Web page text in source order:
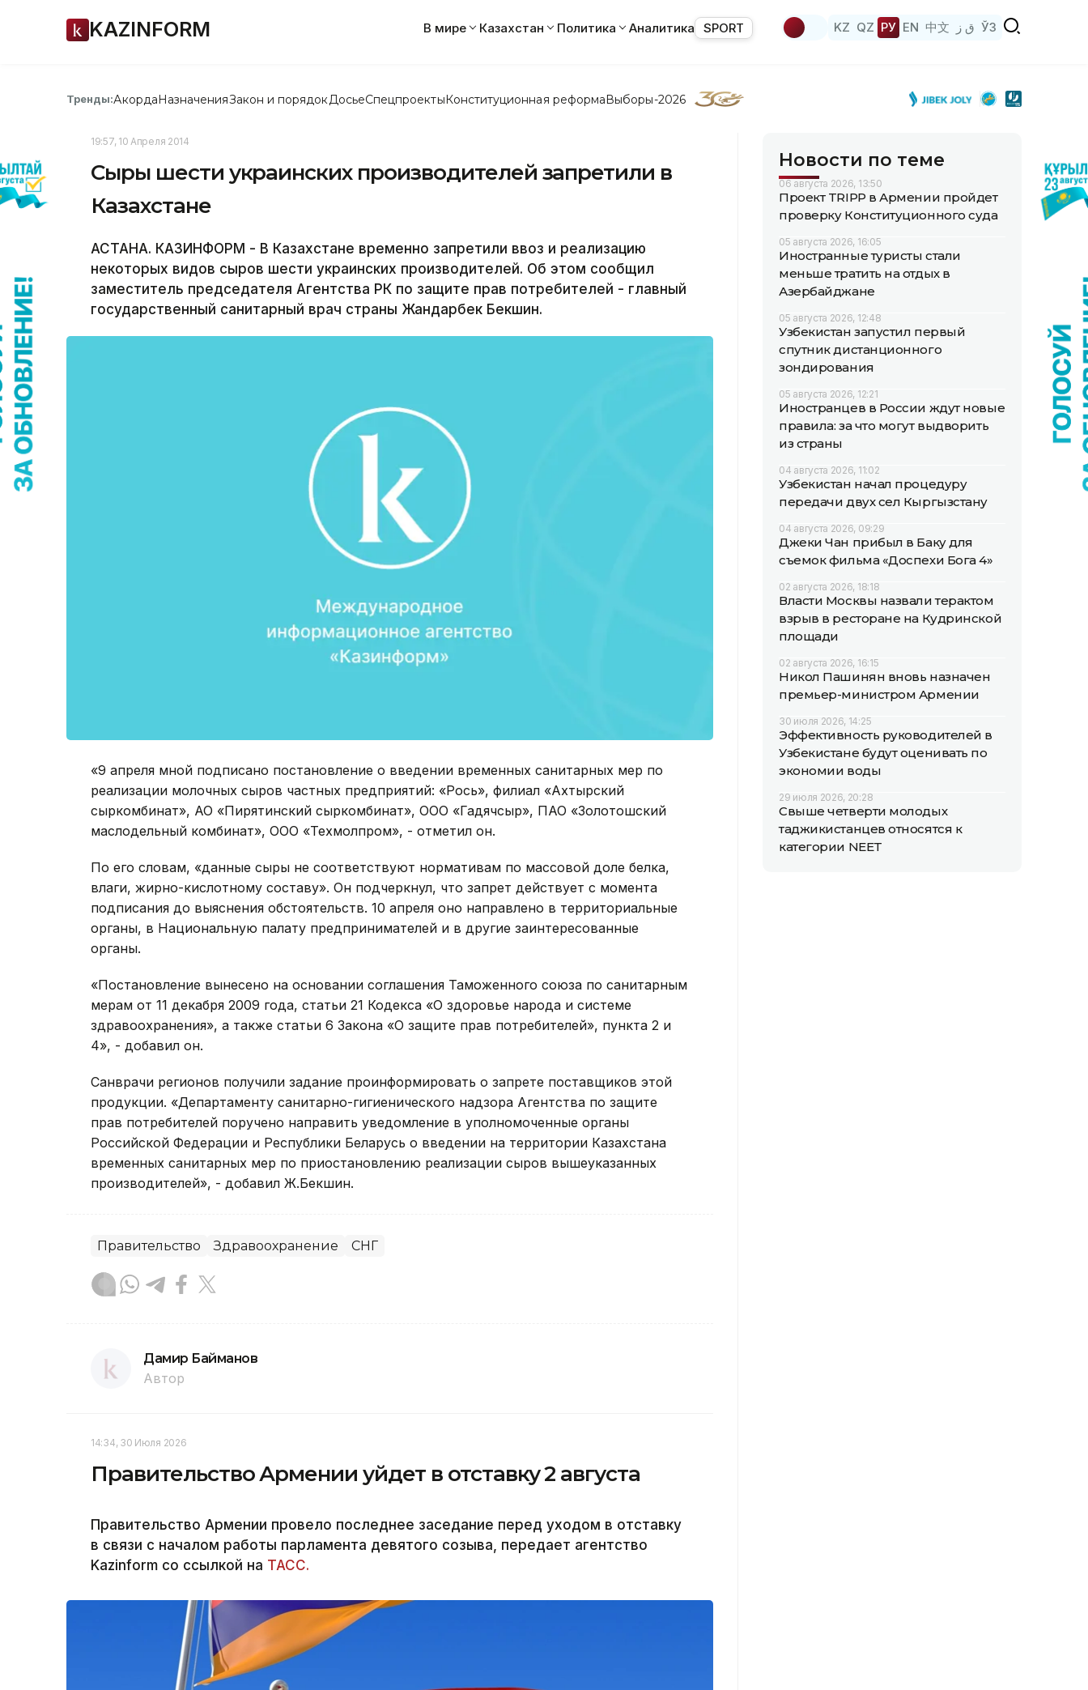
KAZINFORM В мире Казахстан Политика Аналитика SPORT KZ QZ РУ EN 中文 ق ز ЎЗ
Тренды:АкордаНазначенияЗакон и порядок ДосьеСпецпроектыКонституционная реформаВыборы-2026
19:57, 10 Апреля 2014
Сыры шести украинских производителей запретили в
Казахстане
АСТАНА. КАЗИНФОРМ - В Казахстане временно запретили ввоз и реализацию
некоторых видов сыров шести украинских производителей. Об этом сообщил
заместитель председателя Агентства РК по защите прав потребителей - главный
государственный санитарный врач страны Жандарбек Бекшин.
«9 апреля мной подписано постановление о введении временных санитарных мер по
реализации молочных сыров частных предприятий: «Рось», филиал «Ахтырский
сыркомбинат», АО «Пирятинский сыркомбинат», ООО «Гадячсыр», ПАО «Золотошский
маслодельный комбинат», ООО «Техмолпром», - отметил он.
По его словам, «данные сыры не соответствуют нормативам по массовой доле белка,
влаги, жирно-кислотному составу». Он подчеркнул, что запрет действует с момента
подписания до выяснения обстоятельств. 10 апреля оно направлено в территориальные
органы, в Национальную палату предпринимателей и в другие заинтересованные
органы.
«Постановление вынесено на основании соглашения Таможенного союза по санитарным
мерам от 11 декабря 2009 года, статьи 21 Кодекса «О здоровье народа и системе
здравоохранения», а также статьи 6 Закона «О защите прав потребителей», пункта 2 и
4», - добавил он.
Санврачи регионов получили задание проинформировать о запрете поставщиков этой
продукции. «Департаменту санитарно-гигиенического надзора Агентства по защите
прав потребителей поручено направить уведомление в уполномоченные органы
Российской Федерации и Республики Беларусь о введении на территории Казахстана
временных санитарных мер по приостановлению реализации сыров вышеуказанных
производителей», - добавил Ж.Бекшин.
Правительство Здравоохранение СНГ
Дамир Байманов
Автор
14:34, 30 Июля 2026
Правительство Армении уйдет в отставку 2 августа
Правительство Армении провело последнее заседание перед уходом в отставку
в связи с началом работы парламента девятого созыва, передает агентство
Kazinform со ссылкой на ТАСС.
Новости по теме
06 августа 2026, 13:50
Проект TRIPP в Армении пройдет
проверку Конституционного суда
05 августа 2026, 16:05
Иностранные туристы стали
меньше тратить на отдых в
Азербайджане
05 августа 2026, 12:48
Узбекистан запустил первый
спутник дистанционного
зондирования
05 августа 2026, 12:21
Иностранцев в России ждут новые
правила: за что могут выдворить
из страны
04 августа 2026, 11:02
Узбекистан начал процедуру
передачи двух сел Кыргызстану
04 августа 2026, 09:29
Джеки Чан прибыл в Баку для
съемок фильма «Доспехи Бога 4»
02 августа 2026, 18:18
Власти Москвы назвали терактом
взрыв в ресторане на Кудринской
площади
02 августа 2026, 16:15
Никол Пашинян вновь назначен
премьер-министром Армении
30 июля 2026, 14:25
Эффективность руководителей в
Узбекистане будут оценивать по
экономии воды
29 июля 2026, 20:28
Свыше четверти молодых
таджикистанцев относятся к
категории NEET